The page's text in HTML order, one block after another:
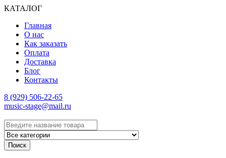
КАТАЛОГ
Главная
О нас
Как заказать
Оплата
Доставка
Блог
Контакты
8 (929) 506-22-65
music-stage@mail.ru
Поиск